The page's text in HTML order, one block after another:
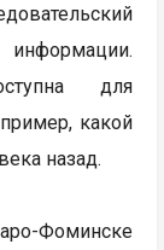
информации.
для
какой
назад.
Фоминске